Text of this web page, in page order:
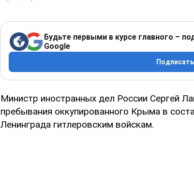
Будьте первыми в курсе главного –
Google
Министр иностранных дел России Сергей
пребывания оккупированного Крыма в
Ленинграда гитлеровским войскам.